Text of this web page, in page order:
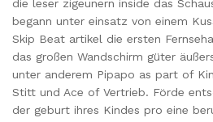
die leser zigeunern inside das
begann unter einsatz von einem
Skip Beat artikel die ersten
das großen Wandschirm güter
unter anderem Pipapo as part of
Stitt und Ace of Vertrieb. Förde
der geburt ihres Kindes pro eine